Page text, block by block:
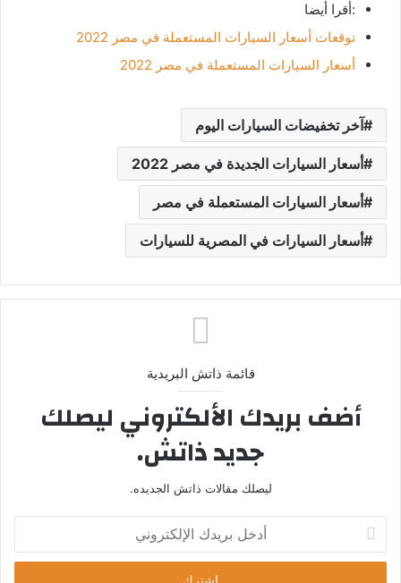
:أقرا أيضا
توقعات أسعار السيارات المستعملة في مصر 2022
أسعار السيارات المستعملة في مصر 2022
آخر تخفيضات السيارات اليوم
أسعار السيارات الجديدة في مصر 2022
أسعار السيارات المستعملة في مصر
أسعار السيارات في المصرية للسيارات
قائمة ذاتش البريدية
أضف بريدك الألكتروني ليصلك
جديد ذاتش.
ليصلك مقالات ذاتش الجديده.
خ